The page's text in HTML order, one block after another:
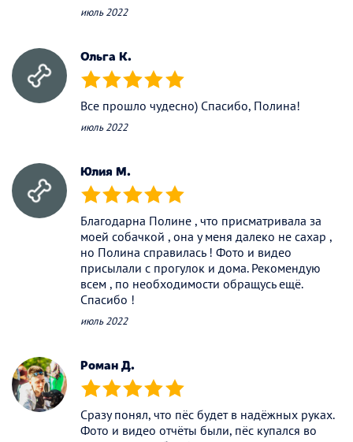
июль 2022
Ольга К.
(*) (*) (*) (*) (*)
Все прошло чудесно) Спасибо, Полина!
июль 2022
Юлия М.
(*) (*) (*) (*) (*)
Благодарна Полине , что присматривала за
моей собачкой , она у меня далеко не сахар ,
но Полина справилась ! Фото и видео
присылали с прогулок и дома. Рекомендую
всем , по необходимости обращусь ещё.
Спасибо !
июль 2022
Роман Д.
(*) (*) (*) (*) (*)
Сразу понял, что пёс будет в надёжных руках.
Фото и видео отчёты были, пёс купался во